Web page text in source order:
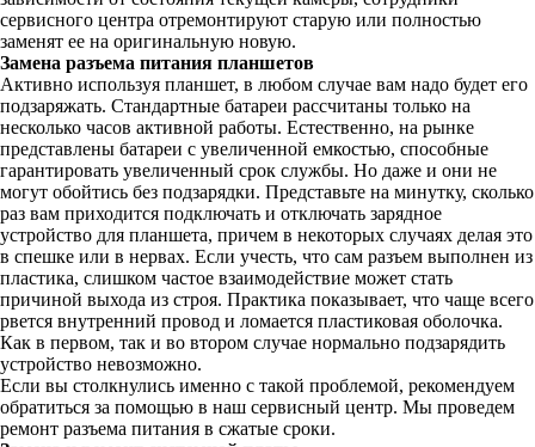
сервисного центра отремонтируют старую или полностью
заменят ее на оригинальную новую.
Замена разъема питания планшетов
Активно используя планшет, в любом случае вам надо будет его
подзаряжать. Стандартные батареи рассчитаны только на
несколько часов активной работы. Естественно, на рынке
представлены батареи с увеличенной емкостью, способные
гарантировать увеличенный срок службы. Но даже и они не
могут обойтись без подзарядки. Представьте на минутку, сколько
раз вам приходится подключать и отключать зарядное
устройство для планшета, причем в некоторых случаях делая это
в спешке или в нервах. Если учесть, что сам разъем выполнен из
пластика, слишком частое взаимодействие может стать
причиной выхода из строя. Практика показывает, что чаще всего
рвется внутренний провод и ломается пластиковая оболочка.
Как в первом, так и во втором случае нормально подзарядить
устройство невозможно.
Если вы столкнулись именно с такой проблемой, рекомендуем
обратиться за помощью в наш сервисный центр. Мы проведем
ремонт разъема питания в сжатые сроки.